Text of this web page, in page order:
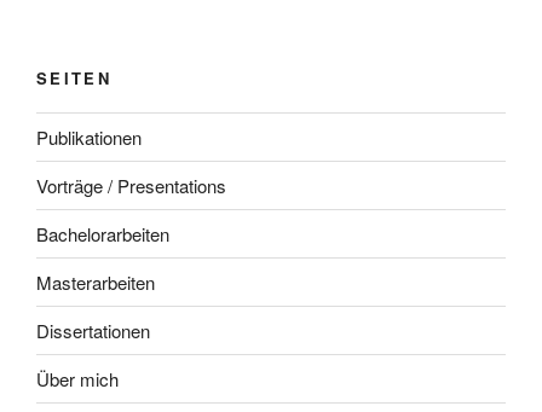
SEITEN
Publikationen
Vorträge / Presentations
Bachelorarbeiten
Masterarbeiten
Dissertationen
Über mich